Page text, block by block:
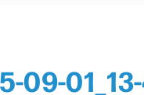
09-